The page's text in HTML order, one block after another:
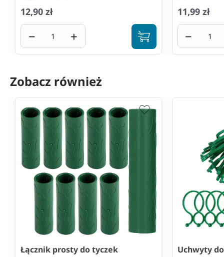
12,90 zł
− +
11,99 zł
−
Zobacz również
Łącznik prosty do tyczek
Uchwyty